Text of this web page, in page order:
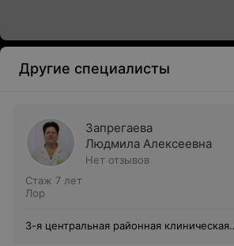
Другие специалисты
Запрегаева
Людмила Алексеевна
Нет отзывов
Стаж 7 лет
Лор
3-я центральная районная клиническая